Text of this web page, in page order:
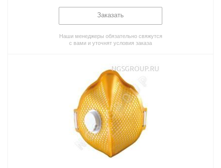
Заказать
Наши менеджеры обязательно свяжутся
с вами и уточнят условия заказа